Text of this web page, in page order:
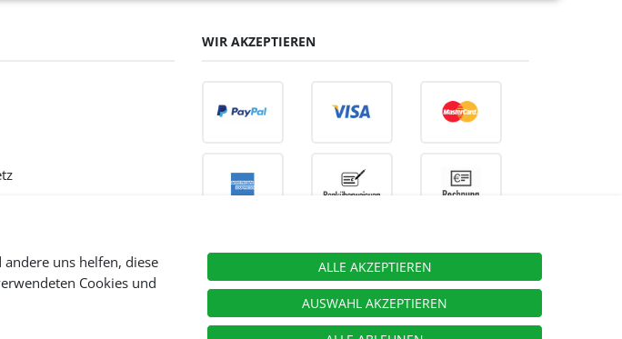
uns helfen, diese
Cookies und
ALLE AKZEPTIEREN
AUSWAHL AKZEPTIEREN
WIR AKZEPTIEREN
Versandkosten , wenn nicht anders beschrieben.